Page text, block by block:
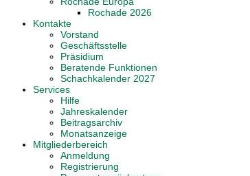
Rochade 2026
Kontakte
Vorstand
Geschäftsstelle
Präsidium
Beratende Funktionen
Schachkalender 2027
Services
Hilfe
Jahreskalender
Beitragsarchiv
Monatsanzeige
Mitgliederbereich
Anmeldung
Registrierung